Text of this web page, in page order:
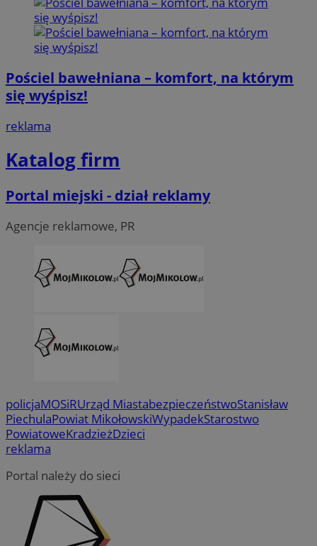
Pościel bawełniana – komfort, na którym
się wyśpisz!
reklama
Katalog firm
Portal miejski - dział reklamy
Agencje reklamowe, PR
policjaMOSiRUrząd MiastabezpieczeństwoStanisław
PiechulaPowiat MikołowskiWypadekStarostwo
PowiatoweKradzieżDzieci
reklama
Portal należy do sieci